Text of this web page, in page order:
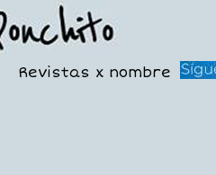
Revistas x nombre